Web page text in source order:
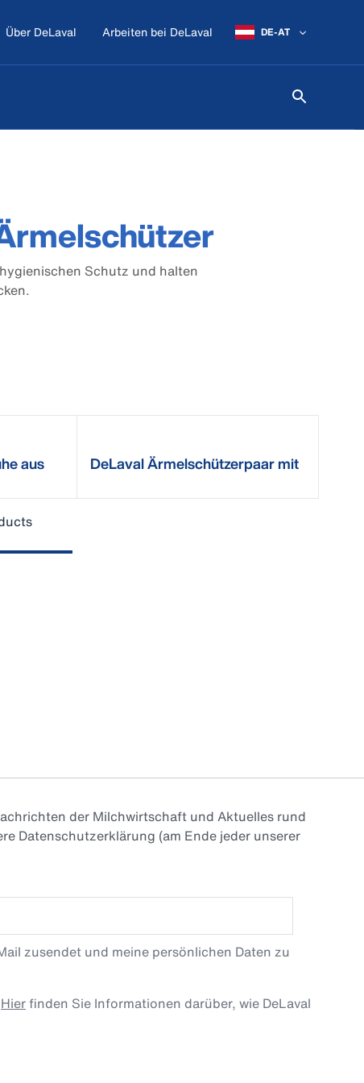
Über DeLaval Arbeiten bei DeLaval DE-AT
Schutz und halten
aus
DeLaval Ärmelschützerpaar mit
der Milchwirtschaft und Aktuelles rund
Datenschutzerklärung (am Ende jeder unserer
zusendet und meine persönlichen Daten zu
Hierfinden Sie Informationen darüber, wie DeLaval